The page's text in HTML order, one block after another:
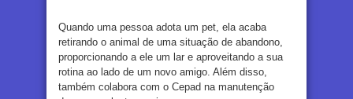
Quando uma pessoa adota um pet, ela acaba
retirando o animal de uma situação de abandono,
proporcionando a ele um lar e aproveitando a sua
rotina ao lado de um novo amigo. Além disso,
também colabora com o Cepad na manutenção